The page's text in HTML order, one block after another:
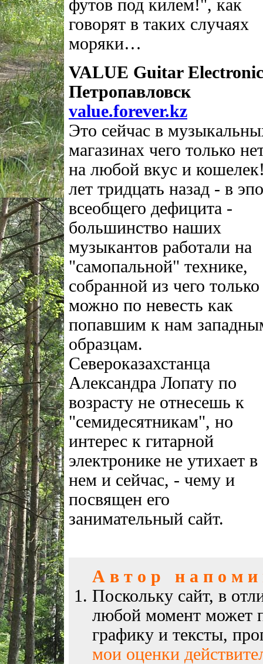
футов под килем!", как
говорят в таких случаях
моряки…
VALUE Guitar
Петропавловск
value.forever.kz
Это сейчас в
магазинах чего только
на любой вкус и
лет тридцать назад - в
всеобщего дефицита -
большинство наших
музыкантов работали на
"самопальной" технике,
собранной из чего только
можно по невесть как
попавшим к нам
образцам.
Североказахстанца
Александра Лопату по
возрасту не отнесешь к
"семидесятникам", но
интерес к гитарной
электронике не утихает в
нем и сейчас, - чему и
посвящен его
занимательный сайт.
А в т о р н а п о м и
Поскольку сайт, в
любой момент может
графику и тексты,
мои оценки